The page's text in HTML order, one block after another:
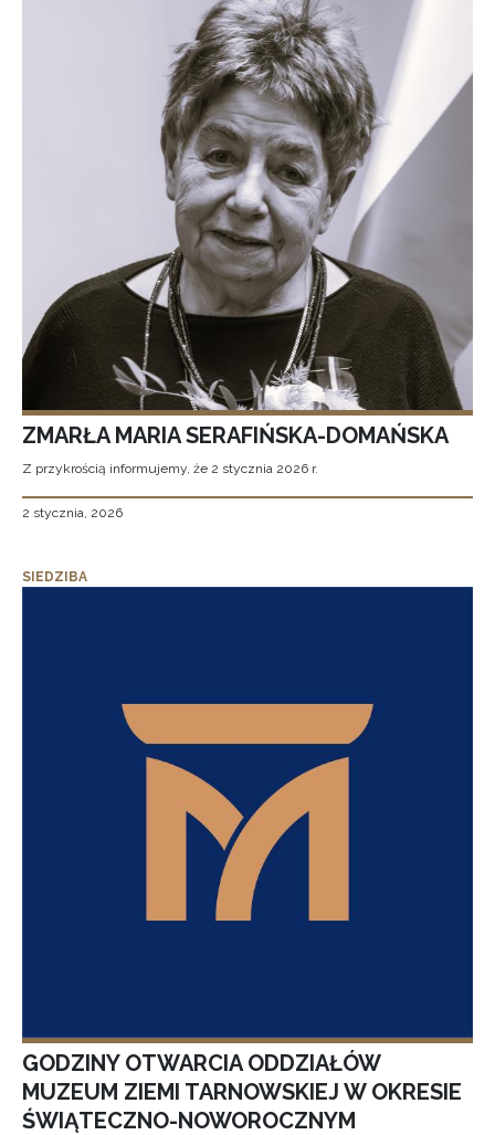
ZMARŁA MARIA SERAFIŃSKA-DOMAŃSKA
Z przykrością informujemy, że 2 stycznia 2026 r.
2 stycznia, 2026
SIEDZIBA
GODZINY OTWARCIA ODDZIAŁÓW
MUZEUM ZIEMI TARNOWSKIEJ W OKRESIE
ŚWIĄTECZNO-NOWOROCZNYM